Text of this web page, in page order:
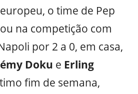
o time de Pep
na competição com
por 2 a 0, em casa,
Doku e Erling
fim de semana,